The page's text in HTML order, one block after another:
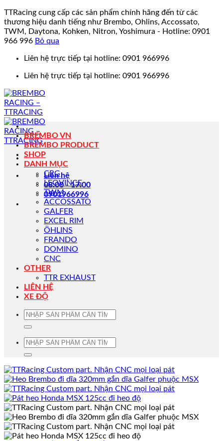
TTRacing cung cấp các sản phẩm chính hãng đến từ các
thương hiệu danh tiếng như Brembo, Ohlins, Accossato,
TWM, Daytona, Kohken, Nitron, Yoshimura - Hotline: 0901
966 996 Bỏ qua
Liên hệ trực tiếp tại hotline: 0901 966996
Liên hệ trực tiếp tại hotline: 0901 966996
Liên hệ
08:00 - 17:00
0901966996
BREMBO VN
BREMBO PRODUCT
SHOP
DANH MỤC
CRG
LEOVINCE
TWM
ACCOSSATO
GALFER
EXCEL RIM
ÖHLINS
FRANDO
DOMINO
CNC
OTHER
TTR EXHAUST
LIÊN HỆ
XE ĐỘ
Tìm
Tìm